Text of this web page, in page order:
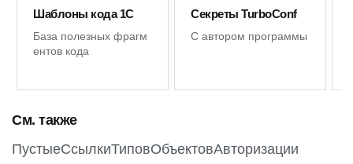
Шаблоны кода 1С
База полезных фрагм
ентов кода
Секреты TurboConf
С автором программы
См. также
ПустыеСсылкиТиповОбъектовАвторизации